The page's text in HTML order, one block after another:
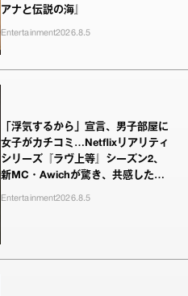
アナと伝説の海』
Entertainment2026.8.5
「浮気するから」宣言、男子部屋に
女子がカチコミ…Netflixリアリティ
シリーズ『ラヴ上等』シーズン2、
新MC・Awichが驚き、共感したヤ
Entertainment2026.8.5